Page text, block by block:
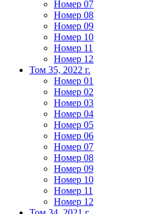
Номер 07
Номер 08
Номер 09
Номер 10
Номер 11
Номер 12
Том 35, 2022 г.
Номер 01
Номер 02
Номер 03
Номер 04
Номер 05
Номер 06
Номер 07
Номер 08
Номер 09
Номер 10
Номер 11
Номер 12